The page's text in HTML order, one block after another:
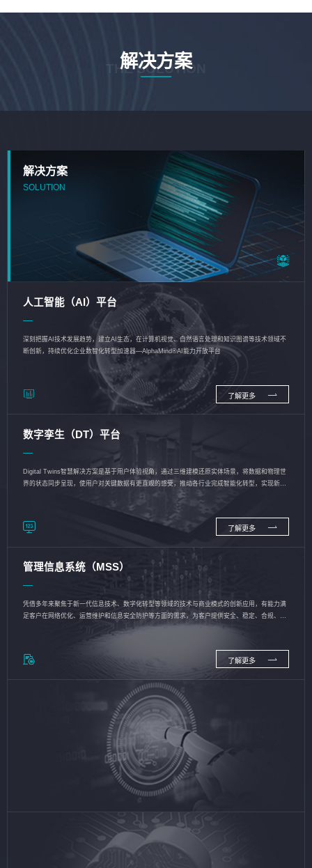
解决方案
THE SOLUTION
解决方案
SOLUTION
人工智能（AI）平台
深刻把握AI技术发展趋势，建立AI生态，在计算机视觉、自然语言处理和知识图谱等技术领域不
断创新，持续优化企业数智化转型加速器—AlphaMind®AI能力开放平台
了解更多
数字孪生（DT）平台
Digital Twins智慧解决方案是基于用户体验视角，通过三维建模还原实体场景，将数据和物理世
界的状态同步呈现，使用户对关键数据有更直观的感受，推动各行业完成智能化转型，实现新旧
了解更多
管理信息系统（MSS）
凭借多年来聚焦于新一代信息技术、数字化转型等领域的技术与商业模式的创新应用，有能力满
足客户在网络优化、运营维护和信息安全防护等方面的需求，为客户提供安全、稳定、合规、持
了解更多